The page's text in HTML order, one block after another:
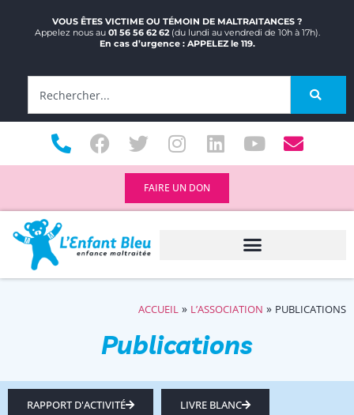
VOUS ÊTES VICTIME OU TÉMOIN DE MALTRAITANCES ?
Appelez nous au 01 56 56 62 62(du lundi au vendredi de 10h à 17h).
En cas d’urgence : APPELEZ le 119.
FAIRE UN DON
ACCUEIL » L’ASSOCIATION » PUBLICATIONS
Publications
RAPPORT D'ACTIVITÉ LIVRE BLANC